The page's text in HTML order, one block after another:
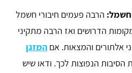
חשמל: הרבה פעמים חיבורי חשמל
הדרושים ואז הרבה מתקיני
אלתורים והמצאות. אם המזגן
הסיבות הנפוצות לכך. ודאו שיש